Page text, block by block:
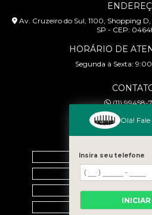
Av. Cruzeiro do Sul, 1100, Shopping
SP - CEP:
HORÁRIO DE
Segunda à Sexta:
(11) 99458-
Home
Empresa
Galeria
Contato
Olá!
Insira seu telefone